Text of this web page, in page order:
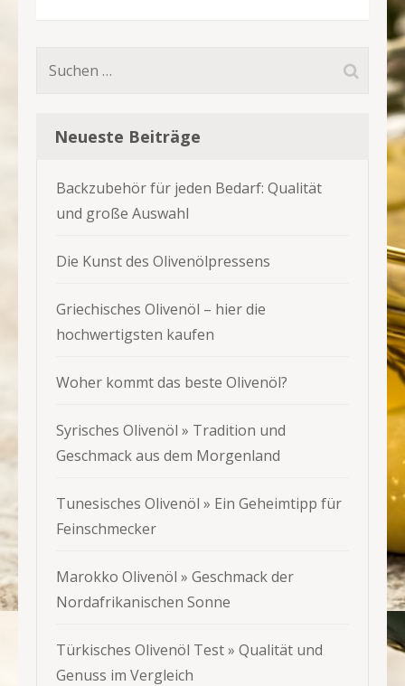
Suchen
Neueste Beiträge
Backzubehör für jeden Bedarf: Qualität
und große Auswahl
Die Kunst des Olivenölpressens
Griechisches Olivenöl – hier die
hochwertigsten kaufen
Woher kommt das beste Olivenöl?
Syrisches Olivenöl » Tradition und
Geschmack aus dem Morgenland
Tunesisches Olivenöl » Ein Geheimtipp für
Feinschmecker
Marokko Olivenöl » Geschmack der
Nordafrikanischen Sonne
Türkisches Olivenöl Test » Qualität und
Genuss im Vergleich